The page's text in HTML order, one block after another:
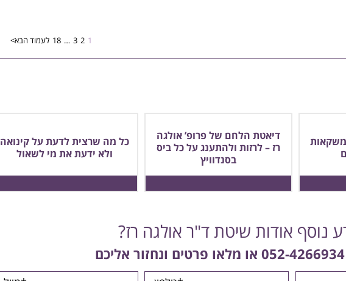
1
2
3
…
18 לעמוד הבא>
משקאות
דיאטת הלחם של פרופ’ אולגה
רז – לרזות ולהתענג על כל ביס
בסנדוויץ
כל מה שרצית לדעת על קינואה
ולא ידעת את מי לשאול
נוסף אודות שיטת ד"ר אולגה רז?
052-4266934 או מלאו פרטים ונחזור אליכם